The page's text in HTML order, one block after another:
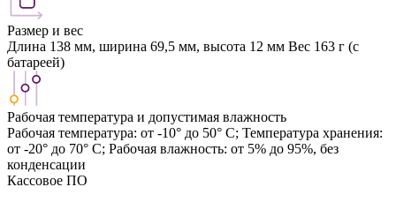
Размер и вес
Длина 138 мм, ширина 69,5 мм, высота 12 мм Вес 163 г (с
батареей)
Рабочая температура и допустимая влажность
Рабочая температура: от -10° до 50° C; Температура хранения:
от -20° до 70° C; Рабочая влажность: от 5% до 95%, без
конденсации
Кассовое ПО